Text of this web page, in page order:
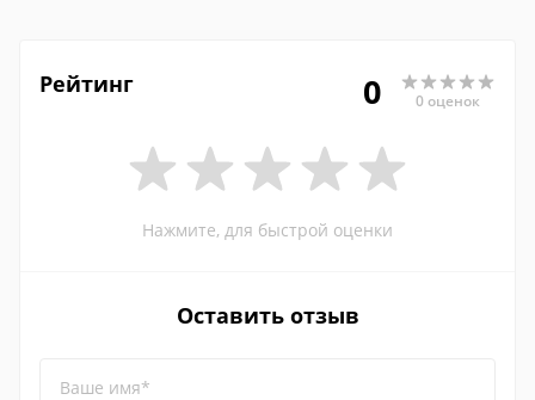
Рейтинг 0 0 оценок
Нажмите, для быстрой оценки
Оставить отзыв
Ваше имя*